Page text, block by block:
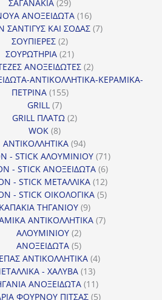
ΣΑΓΑΝΑΚΙΑ 2929
προϊόντα
ΑΝΟΞΕΙΔΩΤΑ 1616
προϊόντα
ΣΑΝΤΙΓΥΣ ΚΑΙ ΣΟΔΑΣ 77
ΣΟΥΠΙΕΡΕΣ 22
προϊόντα
ΣΟΥΡΩΤΗΡΙΑ 2121
προϊόντα
ΑΝΟΞΕΙΔΩΤΕΣ 22
προϊόντα
ΑΝΤΙΚΟΛΛΗΤΙΚΑ-ΚΕΡΑΜΙΚΑ-
ΠΕΤΡΙΝΑ 155155
GRILL 77
προϊόντα
GRILL ΠΛΑΤΩ 22
WOK 88
προϊόντα
ΑΝΤΙΚΟΛΛΗΤΙΚΑ 9494
προϊόντα
- STICK ΑΛΟΥΜΙΝΙΟΥ 7171
προϊόντα
- STICK ΑΝΟΞΕΙΔΩΤΑ 66
προϊόντα
- STICK ΜΕΤΑΛΛΙΚΑ 1212
προϊόντα
- STICK ΟΙΚΟΛΟΓΙΚΑ 55
ΚΑΠΑΚΙΑ ΤΗΓΑΝΙΟΥ 99
προϊόντα
ΑΝΤΙΚΟΛΛΗΤΙΚΑ 77
ΑΛΟΥΜΙΝΙΟΥ 22
προϊόντα
ΑΝΟΞΕΙΔΩΤΑ 55
προϊόντα
ΑΝΤΙΚΟΛΛΗΤΙΚΑ 44
- ΧΑΛΥΒΑ 1313
προϊόντα
ΑΝΟΞΕΙΔΩΤΑ 1111
προϊόντα
ΦΟΥΡΝΟΥ ΠΙΤΣΑΣ 55